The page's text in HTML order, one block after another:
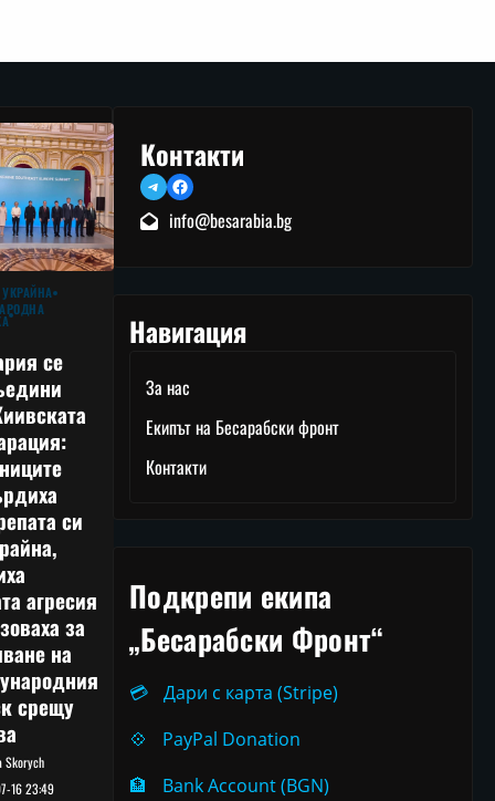
се
си
агресия
за
на
срещу
Skorych
16 23:49
Контакти
TelegramFacebook
info@besarabia.bg
Навигация
За нас
Екипът на Бесарабски фронт
Контакти
Подкрепи екипа
„Бесарабски Фронт“
💳
Дари с карта (Stripe)
💠
PayPal Donation
🏦
Bank Account (BGN)